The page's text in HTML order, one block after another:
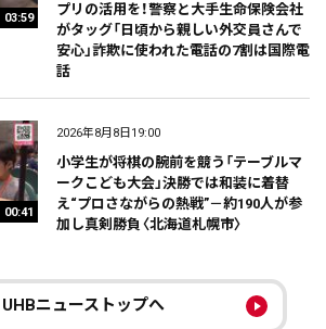
03:59
プリの活用を！警察と大手生命保険会社
がタッグ「日頃から親しい外交員さんで
安心」詐欺に使われた電話の7割は国際電
話
00:41
2026年8月8日19:00
小学生が将棋の腕前を競う「テーブルマ
ークこども大会」決勝では和装に着替
え“プロさながらの熱戦”－約190人が参
加し真剣勝負〈北海道札幌市〉
UHBニューストップへ